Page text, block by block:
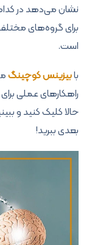
نشان می‌دهد در
برای گروه‌های مختلف
است.
بابیزینس کوچینگ
راهکارهای عملی
حالا کلیک کنید و
بعدی ببرید!